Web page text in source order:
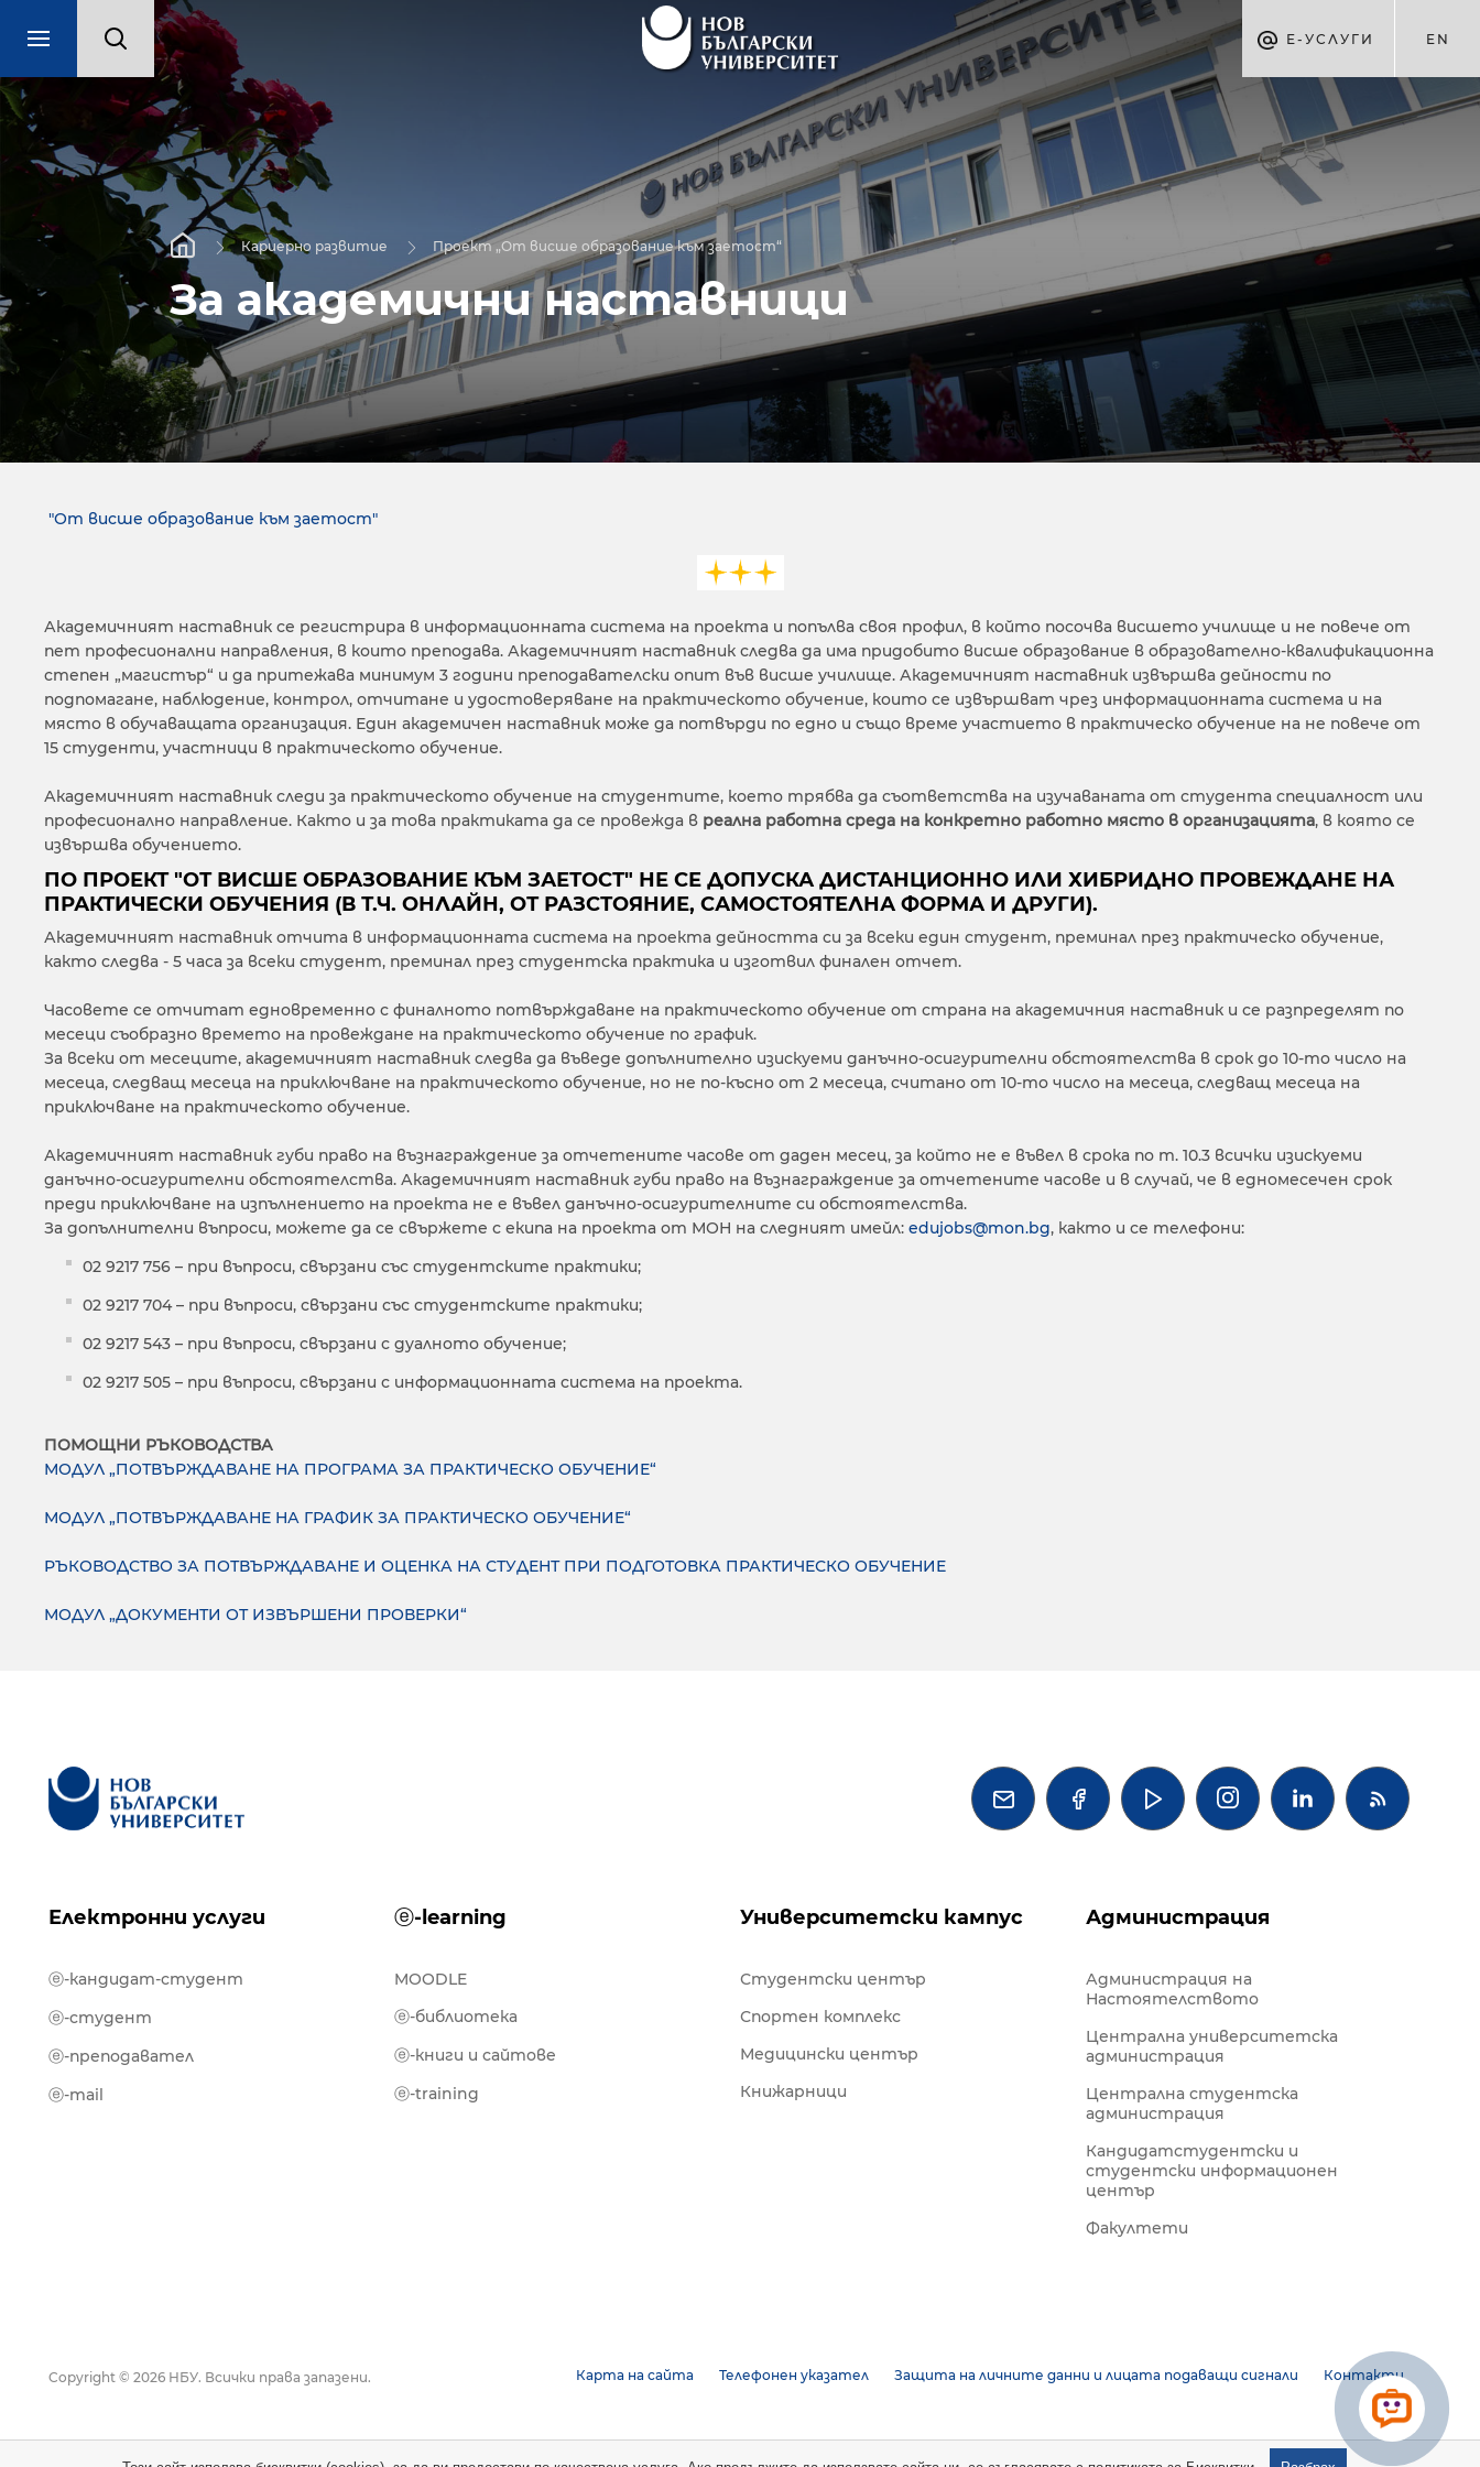
Е-УСЛУГИ EN
Кариерно развитие Проект „От висше образование към заетост“
За академични наставници
"От висше образование към заетост"
Академичният наставник се регистрира в информационната система на проекта и попълва своя профил, в който посочва висшето училище и не повече от
пет професионални направления, в които преподава. Академичният наставник следва да има придобито висше образование в образователно-квалификационна
степен „магистър“ и да притежава минимум 3 години преподавателски опит във висше училище. Академичният наставник извършва дейности по
подпомагане, наблюдение, контрол, отчитане и удостоверяване на практическото обучение, които се извършват чрез информационната система и на
място в обучаващата организация. Един академичен наставник може да потвърди по едно и също време участието в практическо обучение на не повече от
15 студенти, участници в практическото обучение.
Академичният наставник следи за практическото обучение на студентите, което трябва да съответства на изучаваната от студента специалност или
професионално направление. Както и за това практиката да се провежда в реална работна среда на конкретно работно място в организацията, в която се
извършва обучението.
ПО ПРОЕКТ "ОТ ВИСШЕ ОБРАЗОВАНИЕ КЪМ ЗАЕТОСТ" НЕ СЕ ДОПУСКА ДИСТАНЦИОННО ИЛИ ХИБРИДНО ПРОВЕЖДАНЕ НА
ПРАКТИЧЕСКИ ОБУЧЕНИЯ (В Т.Ч. ОНЛАЙН, ОТ РАЗСТОЯНИЕ, САМОСТОЯТЕЛНА ФОРМА И ДРУГИ).
Академичният наставник отчита в информационната система на проекта дейността си за всеки един студент, преминал през практическо обучение,
както следва - 5 часа за всеки студент, преминал през студентска практика и изготвил финален отчет.
Часовете се отчитат едновременно с финалното потвърждаване на практическото обучение от страна на академичния наставник и се разпределят по
месеци съобразно времето на провеждане на практическото обучение по график.
За всеки от месеците, академичният наставник следва да въведе допълнително изискуеми данъчно-осигурителни обстоятелства в срок до 10-то число на
месеца, следващ месеца на приключване на практическото обучение, но не по-късно от 2 месеца, считано от 10-то число на месеца, следващ месеца на
приключване на практическото обучение.
Академичният наставник губи право на възнаграждение за отчетените часове от даден месец, за който не е въвел в срока по т. 10.3 всички изискуеми
данъчно-осигурителни обстоятелства. Академичният наставник губи право на възнаграждение за отчетените часове и в случай, че в едномесечен срок
преди приключване на изпълнението на проекта не е въвел данъчно-осигурителните си обстоятелства.
За допълнителни въпроси, можете да се свържете с екипа на проекта от МОН на следният имейл: edujobs@mon.bg, както и се телефони:
02 9217 756 – при въпроси, свързани със студентските практики;
02 9217 704 – при въпроси, свързани със студентските практики;
02 9217 543 – при въпроси, свързани с дуалното обучение;
02 9217 505 – при въпроси, свързани с информационната система на проекта.
ПОМОЩНИ РЪКОВОДСТВА
МОДУЛ „ПОТВЪРЖДАВАНЕ НА ПРОГРАМА ЗА ПРАКТИЧЕСКО ОБУЧЕНИЕ“
МОДУЛ „ПОТВЪРЖДАВАНЕ НА ГРАФИК ЗА ПРАКТИЧЕСКО ОБУЧЕНИЕ“
РЪКОВОДСТВО ЗА ПОТВЪРЖДАВАНЕ И ОЦЕНКА НА СТУДЕНТ ПРИ ПОДГОТОВКА ПРАКТИЧЕСКО ОБУЧЕНИЕ
МОДУЛ „ДОКУМЕНТИ ОТ ИЗВЪРШЕНИ ПРОВЕРКИ“
   
Електронни услуги ⓔ-learning Университетски кампус Администрация
ⓔ-кандидат-студент
ⓔ-студент
ⓔ-преподавател
ⓔ-mail
MOODLE
ⓔ-библиотека
ⓔ-книги и сайтове
ⓔ-training
Студентски център
Спортен комплекс
Медицински център
Книжарници
Администрация на
Настоятелството
Централна университетска
администрация
Централна студентска
администрация
Кандидатстудентски и
студентски информационен
център
Факултети
Карта на сайта Телефонен указател Защита на личните данни и лицата подаващи сигнали Контакти
Copyright © 2026 НБУ. Всички права запазени.